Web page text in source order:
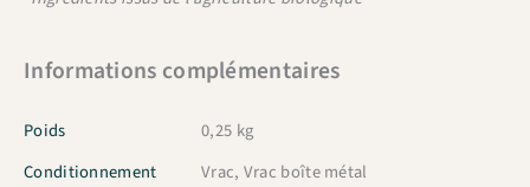
Informations complémentaires
Poids
0,25 kg
Conditionnement
Vrac, Vrac boîte métal